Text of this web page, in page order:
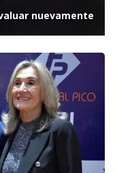
nuevamente